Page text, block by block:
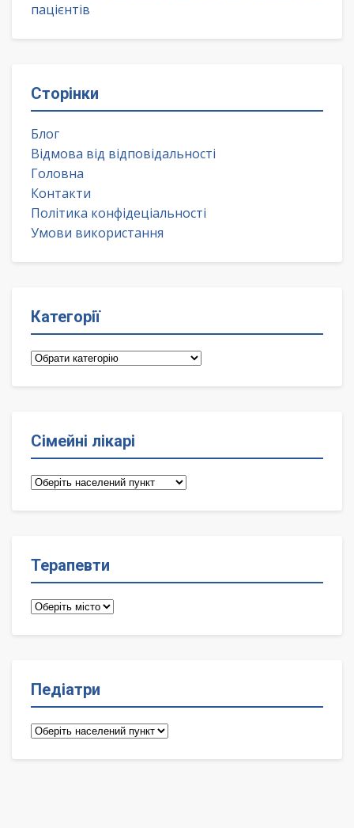
пацієнтів
Сторінки
Блог
Відмова від відповідальності
Головна
Контакти
Політика конфідеціальності
Умови використання
Категорії
Категорії
Сімейні лікарі
Сімейні
Терапевти
Терапевти
Педіатри
Педіатри